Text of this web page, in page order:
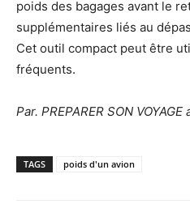
poids des bagages avant le
supplémentaires liés au
Cet outil compact peut être
fréquents.
Par. PREPARER SON
TAGS poids d'un avion